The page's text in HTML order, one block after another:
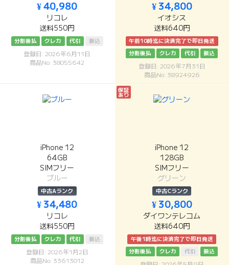
¥ 40,980
リコレ
送料550円
分割後払 クレカ 代引 振込
登録日: 2026年6月11日
商品No: 38055642
¥ 34,800
イオシス
送料640円
午前10時迄に決済完了で即日発送
分割後払
クレカ 代引 振込
登録日: 2026年7月31日
商品No: 38924926
iPhone 12
64GB
SIMフリー
ブルー
中古Aランク
¥ 34,480
リコレ
送料550円
分割後払 クレカ 代引 振込
登録日: 2026年1月2日
商品No: 33613012
保証
あり
iPhone 12
128GB
SIMフリー
グリーン
中古Cランク
¥ 30,800
ダイワンテレコム
送料640円
午後1時迄に決済完了で即日発送
分割後払
クレカ 代引 振込